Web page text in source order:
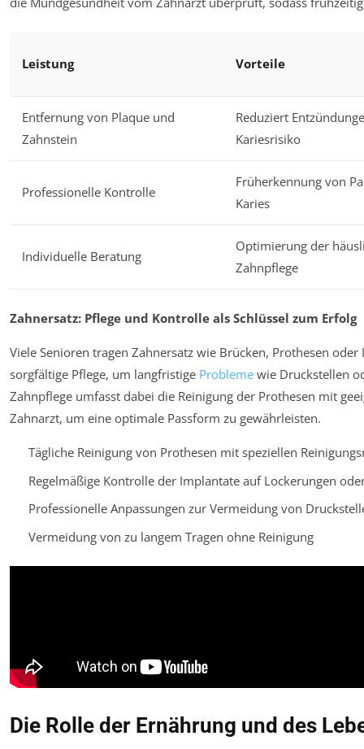
Leistung Vorteile
Entfernung von Plaque und
Zahnstein
Reduziert
Kariesrisiko
Professionelle Kontrolle
Früherkennung von
Karies
Individuelle Beratung
Optimierung der
Zahnpflege
Zahnersatz: Pflege und Kontrolle als Schlüssel zum Erfolg
Viele Senioren tragen Zahnersatz wie Brücken, Prothesen
sorgfältige Pflege, um langfristige Probleme wie Druckstellen
Zahnpflege umfasst dabei die Reinigung der Prothesen mit
Zahnarzt, um eine optimale Passform zu gewährleisten.
Tägliche Reinigung von Prothesen mit speziellen
Regelmäßige Kontrolle der Implantate auf Lockerungen
Professionelle Anpassungen zur Vermeidung von
Vermeidung von zu langem Tragen ohne Reinigung
Die Rolle der Ernährung und des